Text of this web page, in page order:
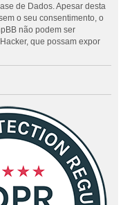
de Dados. Apesar desta
o seu consentimento, o
não podem ser
que possam expor